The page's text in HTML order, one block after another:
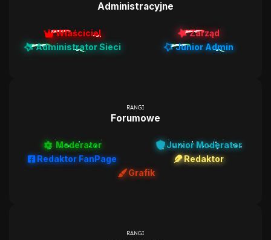
Administracyjne
Właściciel
Zarząd
Administrator Sieci
Junior Admin
RANGI
Forumowe
Moderator
Junior Moderator
Redaktor FanPage
Redaktor
Grafik
RANGI